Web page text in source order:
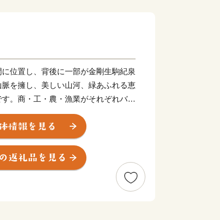
位置し、背後に一部が金剛生駒紀泉
を擁し、美しい山河、緑あふれる恵
。商・工・農・漁業がそれぞれバラ
西国際空港の開港などに伴う人口の
業が盛んになっています。
に活用し、世界と日本を結ぶ玄関都
国際都市をめざしてまちづくりに